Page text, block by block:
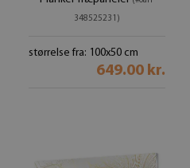
348525231)
størrelse fra: 100x50 cm
649.00 kr.